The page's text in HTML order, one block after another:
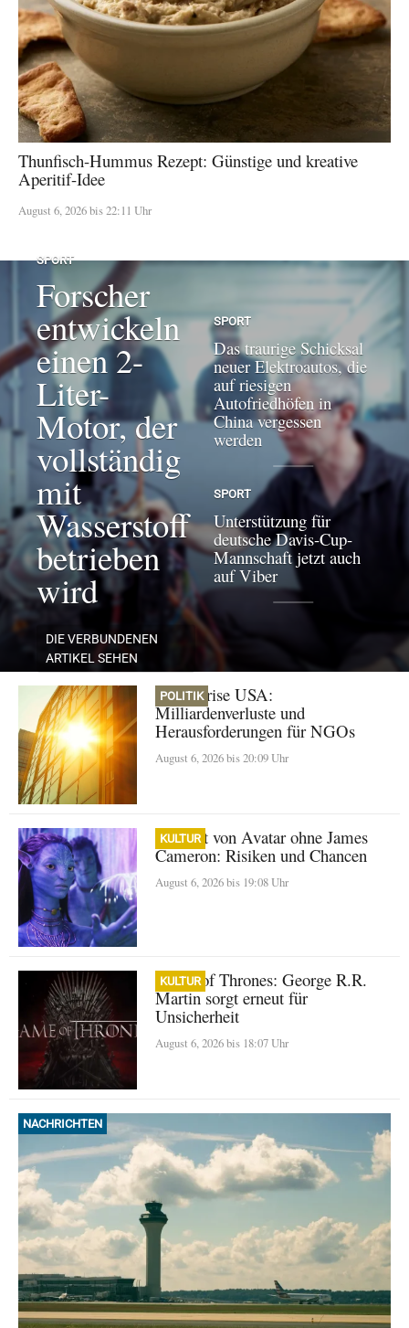
Thunfisch-Hummus Rezept: Günstige und kreative
Aperitif-Idee
August 6, 2026 bis 22:11 Uhr
SPORT
Forscher
entwickeln
einen 2-
Liter-
Motor, der
vollständig
mit
Wasserstoff
betrieben
wird
DIE VERBUNDENEN
ARTIKEL SEHEN
SPORT
Das traurige Schicksal
neuer Elektroautos, die
auf riesigen
Autofriedhöfen in
China vergessen
werden
SPORT
Unterstützung für
deutsche Davis-Cup-
Mannschaft jetzt auch
auf Viber
POLITIK
Klimakrise USA:
Milliardenverluste und
Herausforderungen für NGOs
August 6, 2026 bis 20:09 Uhr
KULTUR
Zukunft von Avatar ohne James
Cameron: Risiken und Chancen
August 6, 2026 bis 19:08 Uhr
KULTUR
Game of Thrones: George R.R.
Martin sorgt erneut für
Unsicherheit
August 6, 2026 bis 18:07 Uhr
NACHRICHTEN